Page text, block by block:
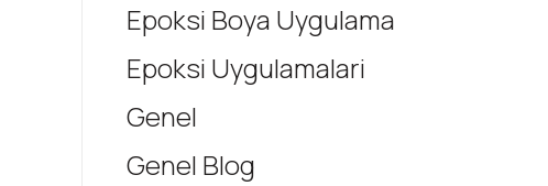
Epoksi Boya Uygulama
Epoksi Uygulamalari
Genel
Genel Blog